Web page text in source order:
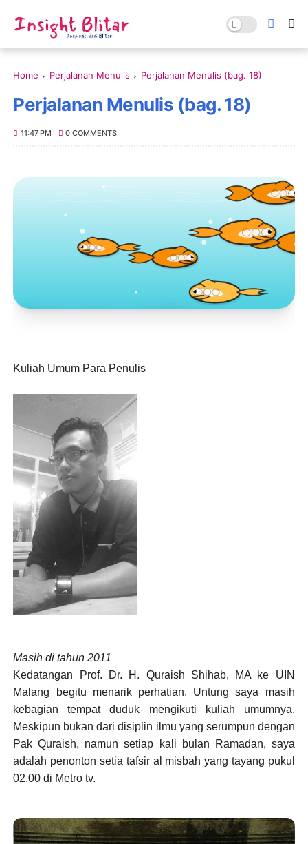
Home Perjalanan Menulis Perjalanan Menulis (bag. 18)
Perjalanan Menulis (bag. 18)
11:47 PM 0 COMMENTS
Toko Jurnal Rasa
Kuliah Umum Para Penulis
Masih di tahun 2011
Kedatangan Prof. Dr. H. Quraish Shihab, MA ke UIN
Malang begitu menarik perhatian. Untung saya masih
kebagian tempat duduk mengikuti kuliah umumnya.
Meskipun bukan dari disiplin ilmu yang serumpun dengan
Pak Quraish, namun setiap kali bulan Ramadan, saya
adalah penonton setia tafsir al misbah yang tayang pukul
02.00 di Metro tv.